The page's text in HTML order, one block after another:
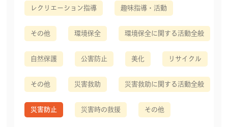
レクリエーション指導 趣味指導・活動
その他 環境保全 環境保全に関する活動全般
自然保護 公害防止 美化 リサイクル
その他 災害救助 災害救助に関する活動全般
災害防止 災害時の救援 その他